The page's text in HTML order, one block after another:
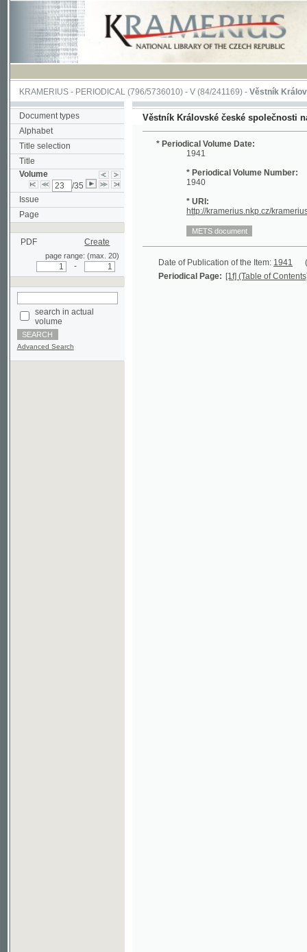
KRAMERIUS-PERIODICAL(796/5736010) -V(84/241169) -Věstník Královské
Document types
Alphabet
Title selection
Title
Volume
/35
Issue
Page
PDF
page range: (max. 20)
volume
Advanced Search
Věstník Královské české společnosti nauk.
* Periodical Volume Date:
1941
* Periodical Volume Number:
* URI:
Date of Publication of the Item:1941